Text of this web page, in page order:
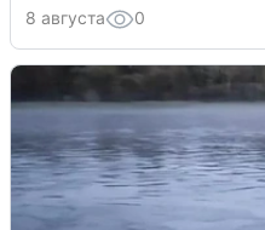
8 августа 0